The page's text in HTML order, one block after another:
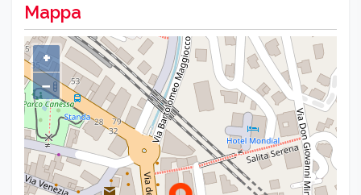
Mappa
+
−